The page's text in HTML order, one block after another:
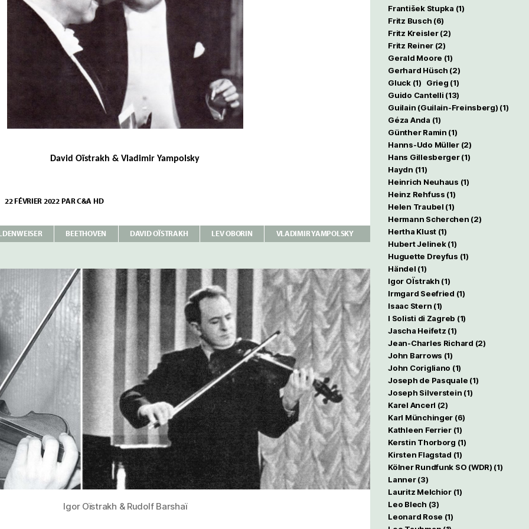
David Oïstrakh & Vladimir Yampolsky
22 FÉVRIER 2022 PARC&A HD
BEETHOVEN DAVID OÏSTRAKH LEV OBORIN VLADIMIR YAMPOLSKY
Igor Oïstrakh & Rudolf Barshaï
František Stupka (1)
Fritz Busch (6)
Fritz Kreisler(2)
Fritz Reiner(2)
Gerald Moore (1)
Gerhard Hüsch (2)
Gluck(1) Grieg (1)
Guido Cantelli (13)
Guilain (Guilain-Freinsberg) (1)
Géza Anda (1)
Günther Ramin (1)
Hanns-Udo Müller(2)
Hans Gillesberger(1)
Haydn (11)
Heinrich Neuhaus (1)
Heinz Rehfuss (1)
Helen Traubel (1)
Hermann Scherchen (2)
Hertha Klust(1)
Hubert Jelinek(1)
Huguette Dreyfus (1)
Händel (1)
Igor OÏstrakh (1)
Irmgard Seefried (1)
Isaac Stern (1)
I Solisti di Zagreb (1)
Jascha Heifetz (1)
Jean-Charles Richard (2)
John Barrows (1)
John Corigliano (1)
Joseph de Pasquale (1)
Joseph Silverstein (1)
Karel Ancerl (2)
Karl Münchinger (6)
Kathleen Ferrier(1)
Kerstin Thorborg (1)
Kirsten Flagstad (1)
Kölner Rundfunk SO (WDR) (1)
Lanner(3)
Lauritz Melchior(1)
Leo Blech (3)
Leonard Rose (1)